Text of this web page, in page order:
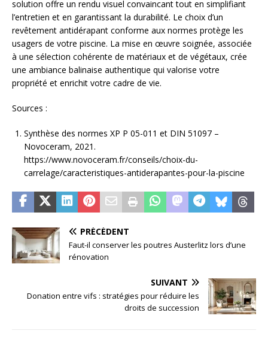
solution offre un rendu visuel convaincant tout en simplifiant
l’entretien et en garantissant la durabilité. Le choix d’un
revêtement antidérapant conforme aux normes protège les
usagers de votre piscine. La mise en œuvre soignée, associée
à une sélection cohérente de matériaux et de végétaux, crée
une ambiance balinaise authentique qui valorise votre
propriété et enrichit votre cadre de vie.
Sources :
Synthèse des normes XP P 05-011 et DIN 51097 –
Novoceram, 2021.
https://www.novoceram.fr/conseils/choix-du-
carrelage/caracteristiques-antiderapantes-pour-la-piscine
PRÉCÉDENT
Faut-il conserver les poutres Austerlitz lors d’une
rénovation
SUIVANT
Donation entre vifs : stratégies pour réduire les
droits de succession